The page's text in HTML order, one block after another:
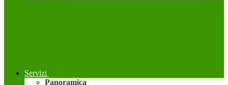
Servizi
Panoramica